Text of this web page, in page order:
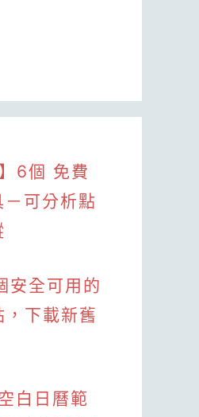
6個 免費
可分析點
安全可用的
下載新舊
白日曆範